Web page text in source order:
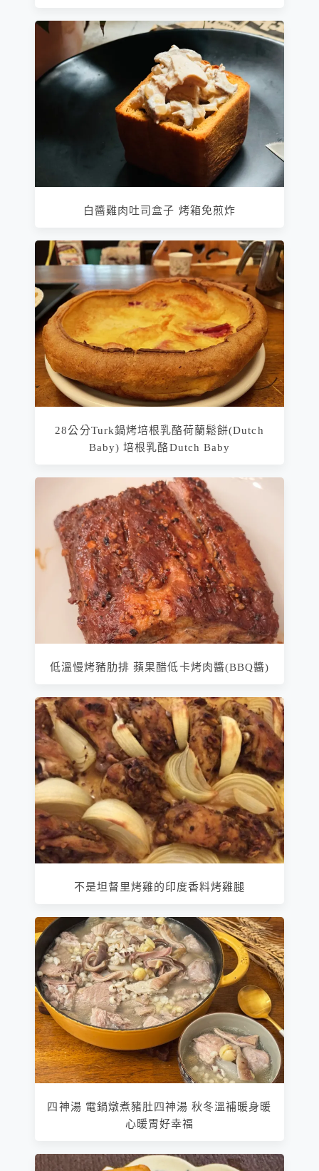
白醬雞肉吐司盒子 烤箱免煎炸
28公分Turk鍋烤培根乳酪荷蘭鬆餅(Dutch
Baby) 培根乳酪Dutch Baby
低溫慢烤豬肋排 蘋果醋低卡烤肉醬(BBQ醬)
不是坦督里烤雞的印度香料烤雞腿
四神湯 電鍋燉煮豬肚四神湯 秋冬溫補暖身暖
心暖胃好幸福